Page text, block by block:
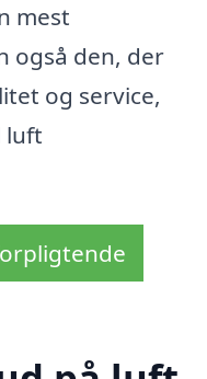
mest
også den, der
og service,
luft